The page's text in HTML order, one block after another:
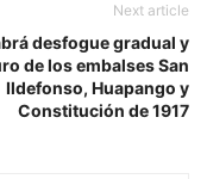
Next article
desfogue gradual y
de los embalses San
Ildefonso, Huapango y
Constitución de 1917